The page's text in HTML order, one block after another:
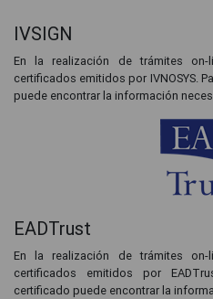
IVSIGN
En la realización de trámites
certificados emitidos por IVNOSYS.
puede encontrar la información
EADTrust
En la realización de trámites
certificados emitidos por
certificado puede encontrar la